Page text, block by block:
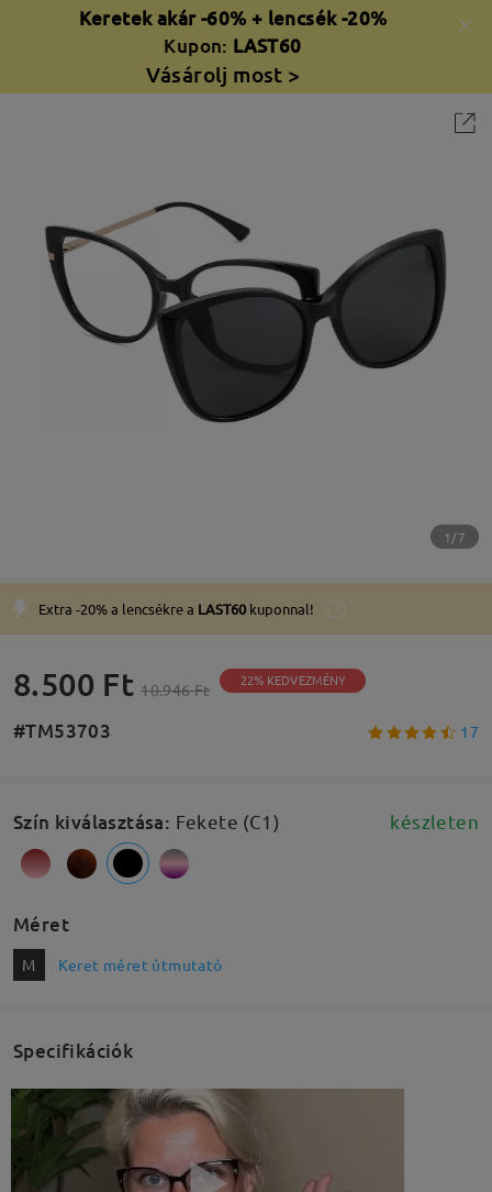
Keretek akár -60% + lencsék -20%
Kupon: LAST60
Vásárolj most >
1/7
Extra -20% a lencsékre a LAST60 kuponnal!
8.500 Ft 10.946 Ft 22% KEDVEZMÉNY
#TM53703 17
Szín kiválasztása: Fekete (C1) készleten
Méret
M Keret méret útmutató
Specifikációk